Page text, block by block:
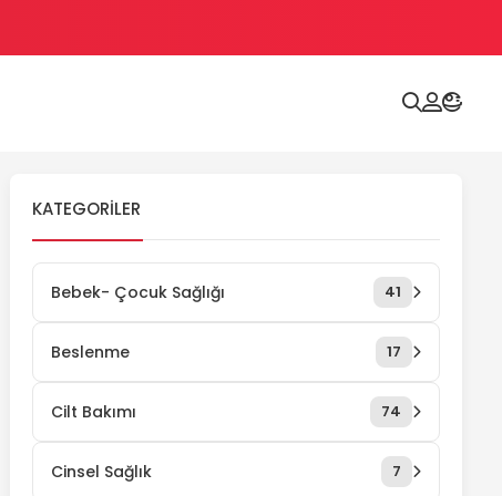
KATEGORILER
Bebek- Çocuk Sağlığı 41
Beslenme 17
Cilt Bakımı 74
Cinsel Sağlık 7